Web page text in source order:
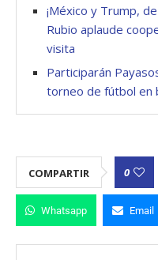
¡México y Trump,
Rubio aplaude
visita
Participarán
torneo de fútbol en
COMPARTIR 0
Whatsapp Email